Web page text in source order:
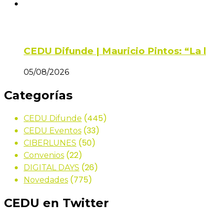
CEDU Difunde | Mauricio Pintos:
05/08/2026
Categorías
CEDU Difunde (445)
CEDU Eventos (33)
CIBERLUNES (50)
Convenios (22)
DIGITAL DAYS (26)
Novedades (775)
CEDU en Twitter